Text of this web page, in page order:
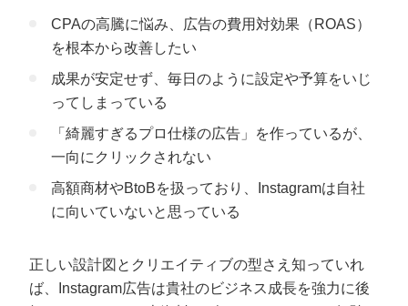
CPAの高騰に悩み、広告の費用対効果（ROAS）
を根本から改善したい
成果が安定せず、毎日のように設定や予算をいじ
ってしまっている
「綺麗すぎるプロ仕様の広告」を作っているが、
一向にクリックされない
高額商材やBtoBを扱っており、Instagramは自社
に向いていないと思っている
正しい設計図とクリエイティブの型さえ知っていれ
ば、Instagram広告は貴社のビジネス成長を強力に後